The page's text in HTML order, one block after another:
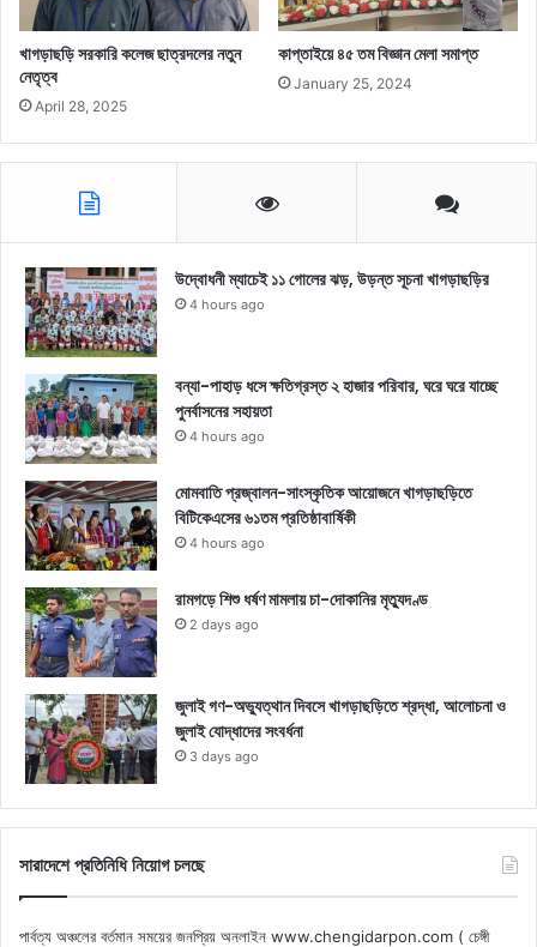
খাগড়াছড়ি সরকারি কলেজ ছাত্রদলের নতুন
নেতৃত্ব
April 28, 2025
কাপ্তাইয়ে ৪৫ তম বিজ্ঞান মেলা সমাপ্ত
January 25, 2024
উদ্বোধনী ম্যাচেই ১১ গোলের ঝড়, উড়ন্ত সূচনা খাগড়াছড়ির
4 hours ago
বন্যা-পাহাড় ধসে ক্ষতিগ্রস্ত ২ হাজার পরিবার, ঘরে ঘরে যাচ্ছে
পুনর্বাসনের সহায়তা
4 hours ago
মোমবাতি প্রজ্বালন-সাংস্কৃতিক আয়োজনে খাগড়াছড়িতে
বিটিকেএসের ৬১তম প্রতিষ্ঠাবার্ষিকী
4 hours ago
রামগড়ে শিশু ধর্ষণ মামলায় চা-দোকানির মৃত্যুদণ্ড
2 days ago
জুলাই গণ-অভ্যুত্থান দিবসে খাগড়াছড়িতে শ্রদ্ধা, আলোচনা ও
জুলাই যোদ্ধাদের সংবর্ধনা
3 days ago
সারাদেশে প্রতিনিধি নিয়োগ চলছে
পার্বত্য অঞ্চলের বর্তমান সময়ের জনপ্রিয় অনলাইন www.chengidarpon.com ( চেঙ্গী